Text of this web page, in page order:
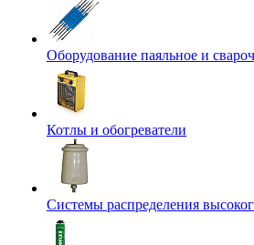
Оборудование паяльное и
Котлы и обогреватели
Системы распределения